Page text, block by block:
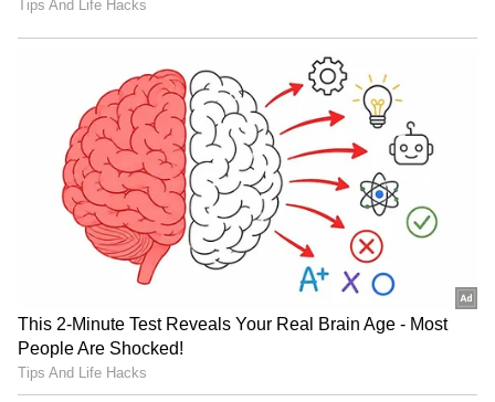
ಪಕ್ಷದಲ್ಲಿ ಉಳಿಸಿಕೊಳ್ಳೋಕೆ ಮನಸ್ಸಿದೆಯೋ ಇಲ್ವೋ ಎಂದು
ಕಾಂಗ್ರೆಸ್ ಹೈಕಮಾಂಡ್ ಗೆ ಕೇಳುತ್ತೇನೆ. ಹೈಕಮಾಂಡ್ ಏನು
ಹೇಳುತ್ತೋ ನೋಡೋಣ. ಆ ಮೇಲೆ ನಾನು ಅಂತಿಮ
ತೀರ್ಮಾನ ತೆಗೆದುಕೊಳ್ಳುತ್ತೇನೆ ಎಂದು ಇಬ್ರಾಹಿಂ ಹೇಳಿದ್ದರು.
ನನ್ನ ಜೊತೆ ಸಿದ್ದರಾಮಯ್ಯನವರು ಮಾತನಾಡಿಲ್ಲ. ಬಾದಾಮಿಗೆ
ಹೊತ್ತುಕೊಂಡು ಹೋದವನು ನಾನು. ಕಾಲ ಎಲ್ಲದಕ್ಕೂ ಉತ್ತರ
ನೀಡುತ್ತೆ. ಸಿದ್ದರಾಮಯ್ಯನವರು ಕಾಂಗ್ರೆಸ್​ನಲ್ಲಿ